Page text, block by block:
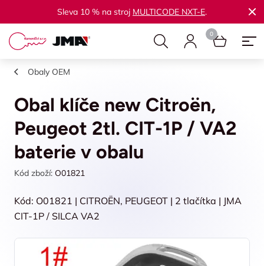
Sleva 10 % na stroj MULTICODE NXT-E.
Obaly OEM
Obal klíče new Citroën,
Peugeot 2tl. CIT-1P / VA2
baterie v obalu
Kód zboží: O01821
Kód: O01821 | CITROËN, PEUGEOT | 2 tlačítka | JMA
CIT-1P / SILCA VA2